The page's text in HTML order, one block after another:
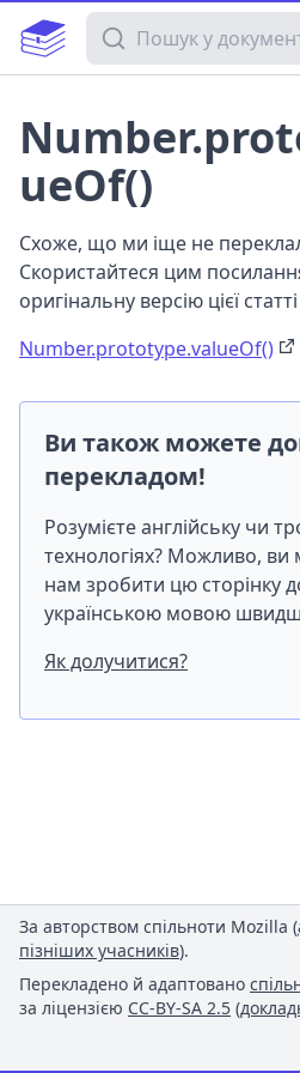
Пошук у документації
ueOf()
Схоже, що ми іще не
Скористайтеся цим
оригінальну версію цієї
Number.prototype.valueOf()
Ви також можете
перекладом!
Розумієте англійську чи
технологіях? Можливо,
нам зробити цю сторінку
українською мовою
Як долучитися?
За авторством спільноти Mozilla (
пізніших учасників).
Перекладено й адаптовано
за ліцензією CC-BY-SA 2.5 (